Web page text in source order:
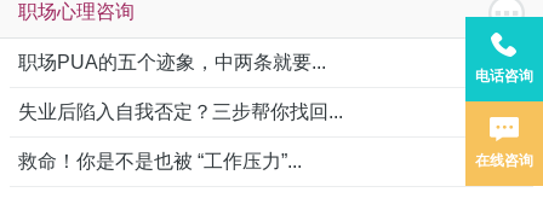
职场心理咨询
职场PUA的五个迹象，中两条就要...
失业后陷入自我否定？三步帮你找回...
救命！你是不是也被 “工作压力”...
电话咨询
在线咨询